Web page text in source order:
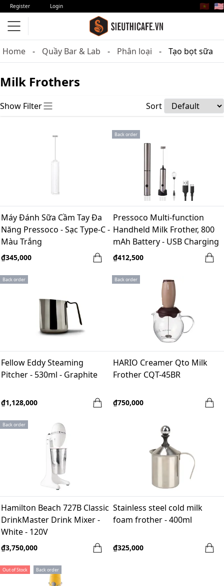
Register Login 🇻🇳 🇺🇸
Home Quầy Bar & Lab Phân loại Tạo bọt sữa
Milk Frothers
Show Filter Sort
Máy Đánh Sữa Cầm Tay Đa
Năng Pressoco - Sạc Type-C -
Màu Trắng
₫345,000
Back order
Pressoco Multi-function
Handheld Milk Frother, 800
mAh Battery - USB Charging
₫412,500
Back order
Fellow Eddy Steaming
Pitcher - 530ml - Graphite
₫1,128,000
Back order
HARIO Creamer Qto Milk
Frother CQT-45BR
₫750,000
Back order
Hamilton Beach 727B Classic
DrinkMaster Drink Mixer -
White - 120V
₫3,750,000
Stainless steel cold milk
foam frother - 400ml
₫325,000
Out of Stock Back order